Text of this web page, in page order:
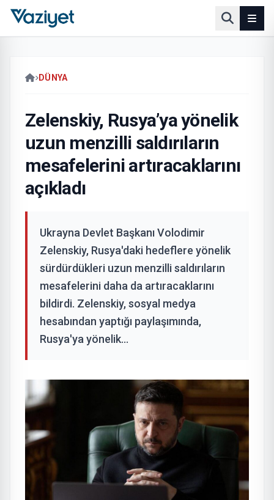
DÜNYA
Zelenskiy, Rusya’ya yönelik
uzun menzilli saldırıların
mesafelerini artıracaklarını
açıkladı
Ukrayna Devlet Başkanı Volodimir
Zelenskiy, Rusya'daki hedeflere yönelik
sürdürdükleri uzun menzilli saldırıların
mesafelerini daha da artıracaklarını
bildirdi. Zelenskiy, sosyal medya
hesabından yaptığı paylaşımında,
Rusya'ya yönelik...